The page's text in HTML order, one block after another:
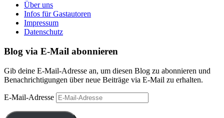
Über uns
Infos für Gastautoren
Impressum
Datenschutz
Blog via E-Mail abonnieren
Gib deine E-Mail-Adresse an, um diesen Blog zu abonnieren und
Benachrichtigungen über neue Beiträge via E-Mail zu erhalten.
E-Mail-Adresse